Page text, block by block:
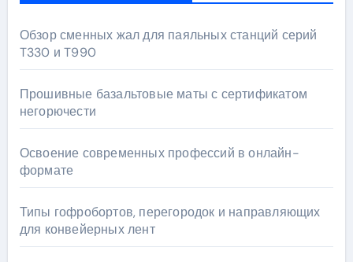
Обзор сменных жал для паяльных станций серий
T330 и T990
Прошивные базальтовые маты с сертификатом
негорючести
Освоение современных профессий в онлайн-
формате
Типы гофробортов, перегородок и направляющих
для конвейерных лент